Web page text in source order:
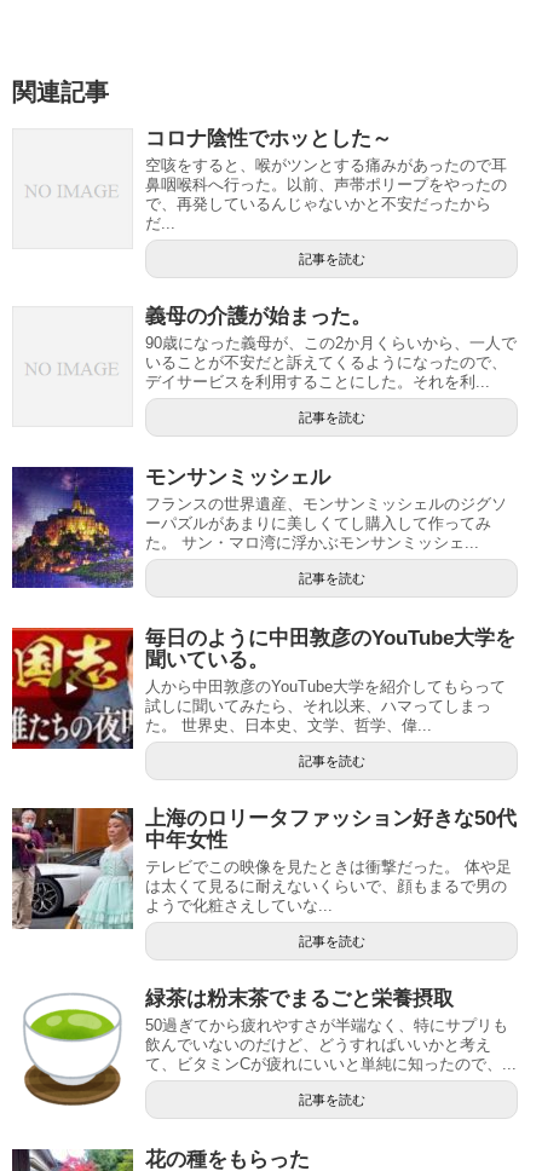
関連記事
コロナ陰性でホッとした～
空咳をすると、喉がツンとする痛みがあったので耳
鼻咽喉科へ行った。以前、声帯ポリープをやったの
で、再発しているんじゃないかと不安だったから
だ...
記事を読む
義母の介護が始まった。
90歳になった義母が、この2か月くらいから、一人で
いることが不安だと訴えてくるようになったので、
デイサービスを利用することにした。それを利...
記事を読む
モンサンミッシェル
フランスの世界遺産、モンサンミッシェルのジグソ
ーパズルがあまりに美しくてし購入して作ってみ
た。 サン・マロ湾に浮かぶモンサンミッシェ...
記事を読む
毎日のように中田敦彦のYouTube大学を
聞いている。
人から中田敦彦のYouTube大学を紹介してもらって
試しに聞いてみたら、それ以来、ハマってしまっ
た。 世界史、日本史、文学、哲学、偉...
記事を読む
上海のロリータファッション好きな50代
中年女性
テレビでこの映像を見たときは衝撃だった。 体や足
は太くて見るに耐えないくらいで、顔もまるで男の
ようで化粧さえしていな...
記事を読む
緑茶は粉末茶でまるごと栄養摂取
50過ぎてから疲れやすさが半端なく、特にサプリも
飲んでいないのだけど、どうすればいいかと考え
て、ビタミンCが疲れにいいと単純に知ったので、...
記事を読む
花の種をもらった